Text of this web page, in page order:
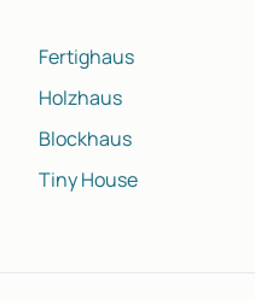
Fertighaus
Holzhaus
Blockhaus
Tiny House